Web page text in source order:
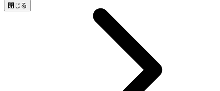
閉じる